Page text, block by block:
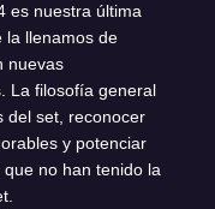
es nuestra última
la llenamos de
nuevas
La filosofía general
del set, reconocer
y potenciar
no han tenido la